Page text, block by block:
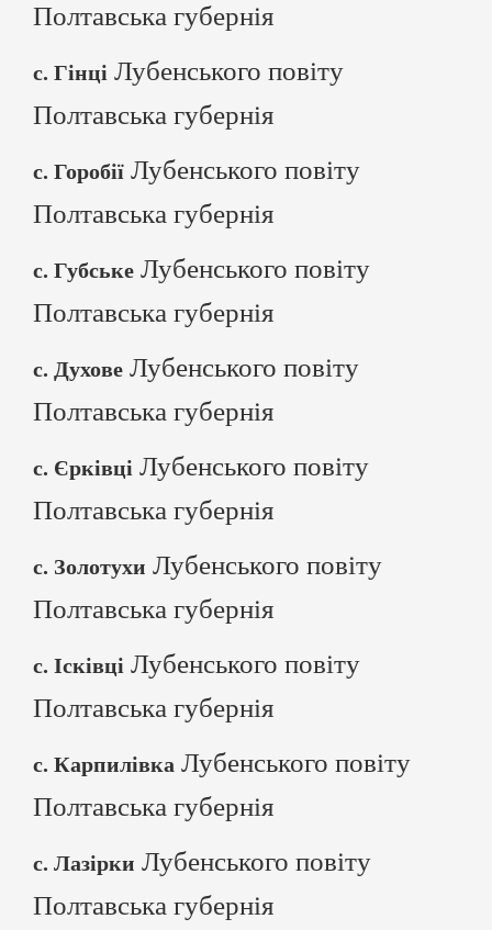
Полтавська губернія
с. Гінці Лубенського повіту
Полтавська губернія
с. Горобії Лубенського повіту
Полтавська губернія
с. Губське Лубенського повіту
Полтавська губернія
с. Духове Лубенського повіту
Полтавська губернія
с. Єрківці Лубенського повіту
Полтавська губернія
с. Золотухи Лубенського повіту
Полтавська губернія
с. Ісківці Лубенського повіту
Полтавська губернія
с. Карпилівка Лубенського повіту
Полтавська губернія
с. Лазірки Лубенського повіту
Полтавська губернія